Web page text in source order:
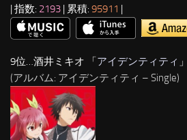
| 指数: 2193 | 累積: 95911
9位…酒井ミキオ 「アイデンティティ 」
(アルバム: アイデンティティ – Single)